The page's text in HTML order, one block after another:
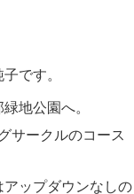
です。
地公園へ。
サークルのコース
ップダウンなしの